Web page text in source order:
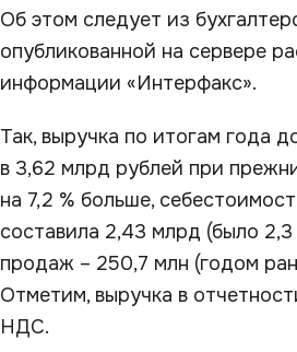
Об этом следует из
опубликованной на сервере
информации «Интерфакс».
Так, выручка по итогам года
в 3,62 млрд рублей при
на 7,2 % больше,
составила 2,43 млрд (было
продаж – 250,7 млн (годом
Отметим, выручка в
НДС.